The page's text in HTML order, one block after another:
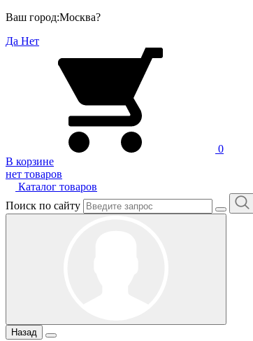
Ваш город:Москва?
Да Нет
0
В корзине
нет товаров
Каталог товаров
Поиск по сайту
Назад